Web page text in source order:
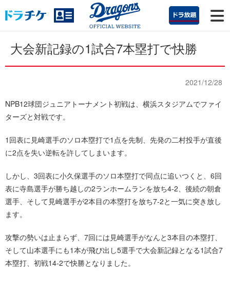
大会新記録の1試合7本塁打で快勝
2021/12/28
NPB12球団ジュニアトーナメント初戦は、横浜スタジアムでファイ
ターズと対戦です。
1回表に見崎選手のソロ本塁打で1点を先制、先発の二村投手が直後
に2点を失い逆転を許してしまいます。
しかし、3回表に小久保選手のソロ本塁打で同点に追いつくと、6回
表に寺島選手が勝ち越しの2ランホームランを放ち4-2、後続の朝倉
選手、そして見崎選手が2本目の本塁打を放ち7-2と一気に突き放し
ます。
攻撃の勢いは止まらず、7回には見崎選手がなんと3本目の本塁打、
そして山本選手にも1本が飛び出し5選手で大会新記録となる1試合7
本塁打、初戦14-2で快勝となりました。